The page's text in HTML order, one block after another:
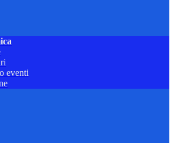
eventi